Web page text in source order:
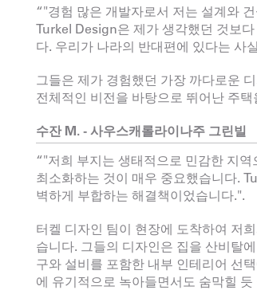
“"경험 많은 개발자로서 저는 설계와
Turkel Design은 제가 생각했던 것보
다. 우리가 나라의 반대편에 있다는 사
그들은 제가 경험했던 가장 까다로운
전체적인 비전을 바탕으로 뛰어난 주
수잔 M. - 사우스캐롤라이나주 그린빌
“"저희 부지는 생태적으로 민감한 지
최소화하는 것이 매우 중요했습니다.
벽하게 부합하는 해결책이었습니다.".
터켈 디자인 팀이 현장에 도착하여 저
습니다. 그들의 디자인은 집을 산비탈
구와 설비를 포함한 내부 인테리어 선
에 유기적으로 녹아들면서도 숨막힐